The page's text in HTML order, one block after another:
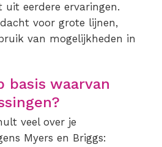
eerdere ervaringen.
voor grote lijnen,
van mogelijkheden in
basis waarvan
veel over je
Myers en Briggs: